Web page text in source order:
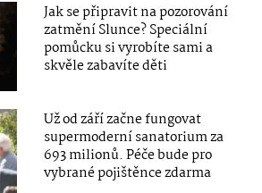
Jak se připravit na pozorování
zatmění Slunce? Speciální
pomůcku si vyrobíte sami a
skvěle zabavíte děti
Už od září začne fungovat
supermoderní sanatorium za
693 milionů. Péče bude pro
vybrané pojištěnce zdarma